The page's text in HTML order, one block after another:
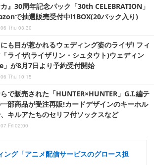
カ』30周年記念パック「30th CELEBRATION」
で抽選販売受付中!1BOX(20パック入り)
Thu 03:30
も目が惹かれるウェディング姿のライザ! フィ
ライザ(ライザリン・シュタウト)ウェディン
」が8月7日より予約受付開始
Thu 10:15
で販売された「HUNTER×HUNTER」G.I.編テ
部商品が受注再販!カードデザインのキーホル
キルアたちのセリフ付ソックスなど
Fri 02:00
ング「アニメ配信サービスのグロース担